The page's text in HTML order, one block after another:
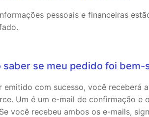
pessoais e financeiras
saber se meu pedido foi bem-
emitido com sucesso, você receberá
Um é um e-mail de confirmação
você recebeu ambos os e-mails,